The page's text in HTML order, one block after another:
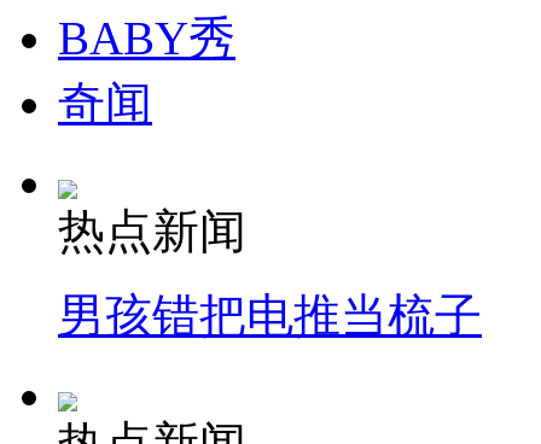
司机酒驾遇交警 急速倒车逃窜
BABY秀
奇闻
热点新闻
男孩错把电推当梳子